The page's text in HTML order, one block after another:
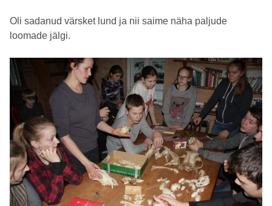
Oli sadanud värsket lund ja nii saime näha paljude
loomade jälgi.